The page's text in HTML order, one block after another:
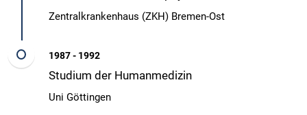
Zentralkrankenhaus (ZKH) Bremen-Ost
1987 - 1992
Studium der Humanmedizin
Uni Göttingen